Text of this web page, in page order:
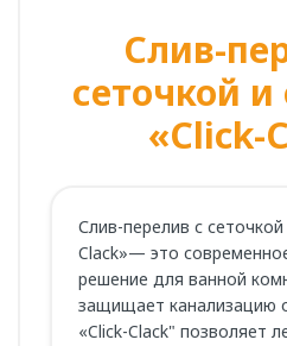
Слив-
сеточкой
«Click-
Слив-перелив с
Clack»— это
решение для ванной
защищает канализацию
«Click-Clack" позволяет